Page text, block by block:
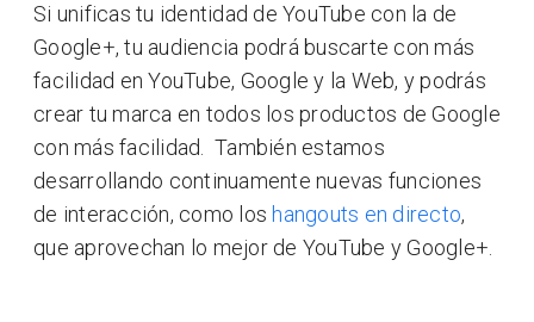
Si unificas tu identidad de YouTube con la de
Google+, tu audiencia podrá buscarte con más
facilidad en YouTube, Google y la Web, y podrás
crear tu marca en todos los productos de Google
con más facilidad. También estamos
desarrollando continuamente nuevas funciones
de interacción, como los hangouts en directo,
que aprovechan lo mejor de YouTube y Google+.